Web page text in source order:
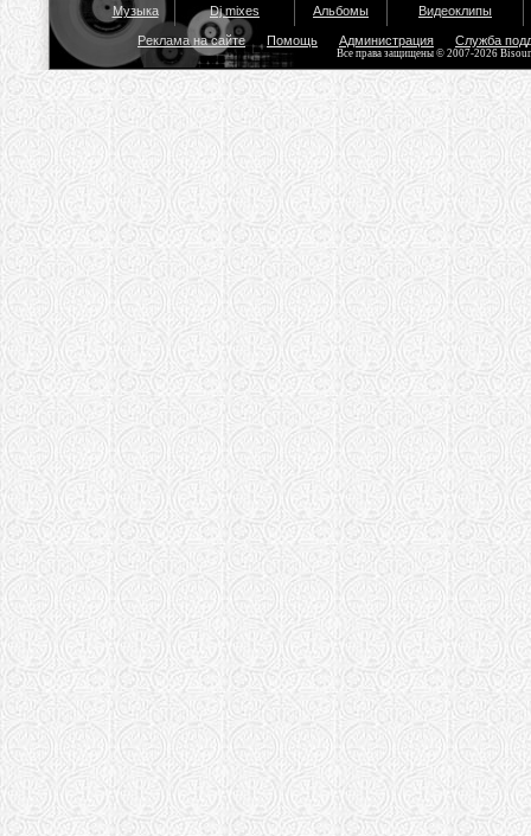
Музыка Dj mixes Альбомы Видеоклипы
Реклама на сайте Помощь Администрация Служба
Все права защищены © 2007-2026